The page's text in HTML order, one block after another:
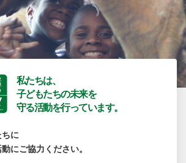
私たちは、
子どもたちの未来を
守る活動を行っています。
に
にご協力ください。